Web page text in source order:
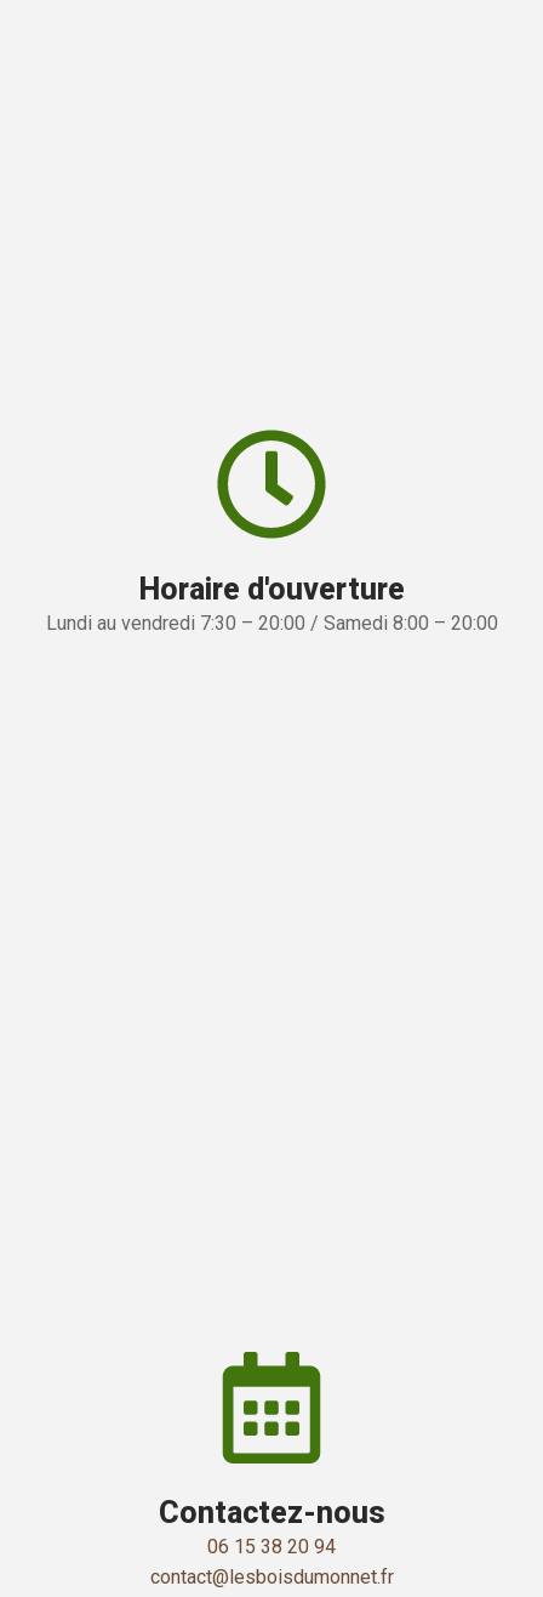
Horaire d'ouverture
Lundi au vendredi 7:30 – 20:00 / Samedi 8:00 – 20:00
Contactez-nous
06 15 38 20 94
contact@lesboisdumonnet.fr